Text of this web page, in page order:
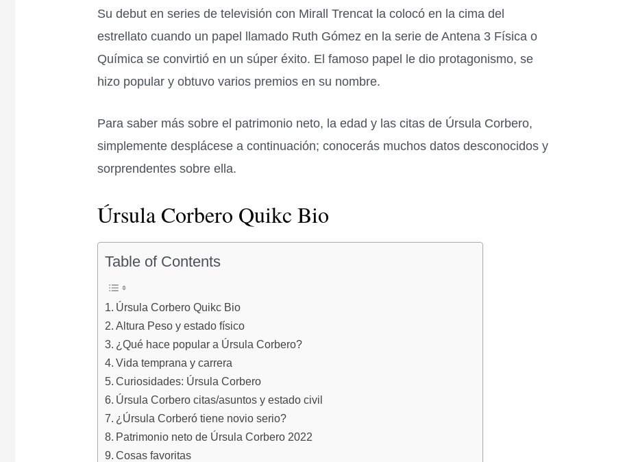
Su debut en series de televisión con Mirall Trencat la colocó en la cima del
estrellato cuando un papel llamado Ruth Gómez en la serie de Antena 3 Física o
Química se convirtió en un súper éxito. El famoso papel le dio protagonismo, se
hizo popular y obtuvo varios premios en su nombre.
Para saber más sobre el patrimonio neto, la edad y las citas de Úrsula Corbero,
simplemente desplácese a continuación; conocerás muchos datos desconocidos y
sorprendentes sobre ella.
Úrsula Corbero Quikc Bio
Table of Contents
Úrsula Corbero Quikc Bio
Altura Peso y estado físico
¿Qué hace popular a Úrsula Corbero?
Vida temprana y carrera
Curiosidades: Úrsula Corbero
Úrsula Corbero citas/asuntos y estado civil
¿Úrsula Corberó tiene novio serio?
Patrimonio neto de Úrsula Corbero 2022
Cosas favoritas